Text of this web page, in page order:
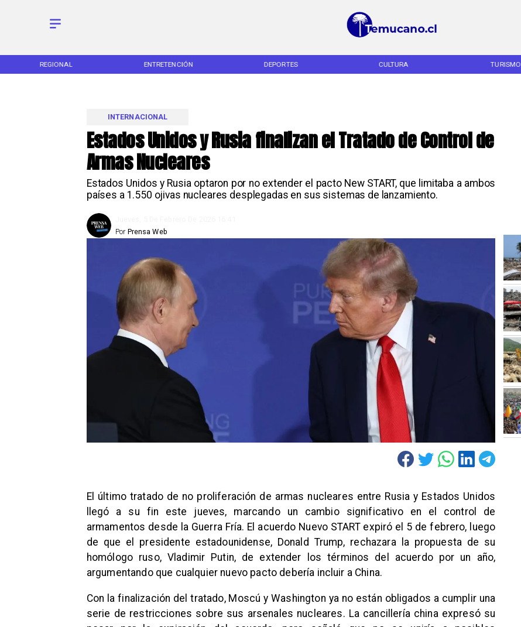
REGIONAL ENTRETENCIÓN DEPORTES CULTURA TURISMO
Estados Unidos y Rusia finalizan el Tratado de Control de
Armas Nucleares
Estados Unidos y Rusia optaron por no extender el pacto New START, que limitaba a ambos
países a 1.550 ojivas nucleares desplegadas en sus sistemas de lanzamiento.
INTERNACIONAL
Prensa Web
Por
El último tratado de no proliferación de armas nucleares entre Rusia y Estados Unidos
llegó a su fin este jueves, marcando un cambio significativo en el control de
armamentos desde la Guerra Fría. El acuerdo Nuevo START expiró el 5 de febrero, luego
de que el presidente estadounidense, Donald Trump, rechazara la propuesta de su
homólogo ruso, Vladimir Putin, de extender los términos del acuerdo por un año,
argumentando que cualquier nuevo pacto debería incluir a China.
Con la finalización del tratado, Moscú y Washington ya no están obligados a cumplir una
serie de restricciones sobre sus arsenales nucleares. La cancillería china expresó su